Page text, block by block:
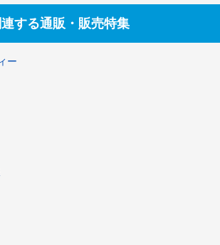
する通販・販売特集
ー